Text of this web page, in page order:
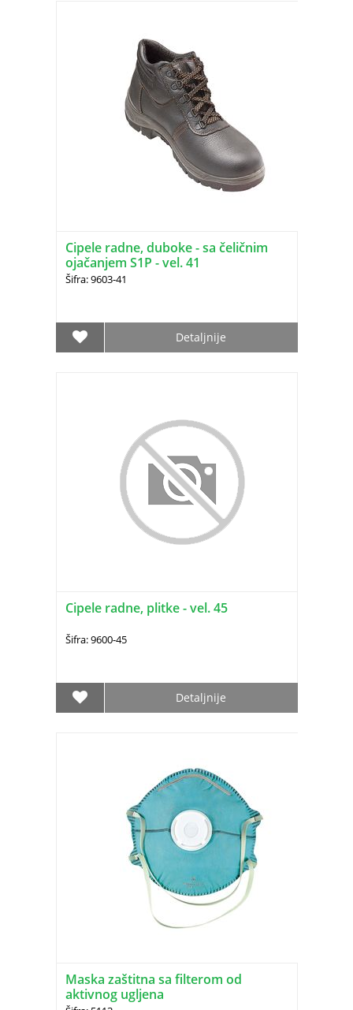
Cipele radne, duboke - sa čeličnim
ojačanjem S1P - vel. 41
Šifra: 9603-41
Detaljnije
Cipele radne, plitke - vel. 45
Šifra: 9600-45
Detaljnije
Maska zaštitna sa filterom od
aktivnog ugljena